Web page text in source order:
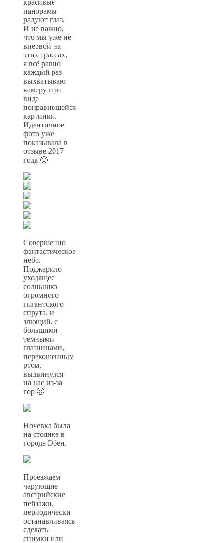
красивые
панорамы
радуют глаз.
И не важно,
что мы уже не
впервой на
этих трассах,
я всё равно
каждый раз
выхватываю
камеру при
виде
понравившейся
картинки.
Идентичное
фото уже
показывала в
отзыве 2017
года 🙂
Совершенно
фантастическое
небо.
Поджарило
уходящее
солнышко
огромного
гигантского
спрута, и
злющий, с
большими
темными
глазницами,
перекошенным
ртом,
выдвинулся
на нас из-за
гор 🙂
Ночевка была
на стоянке в
городе Эбен.
Проезжаем
чарующие
австрийские
пейзажи,
периодически
останавливаясь
сделать
снимки или